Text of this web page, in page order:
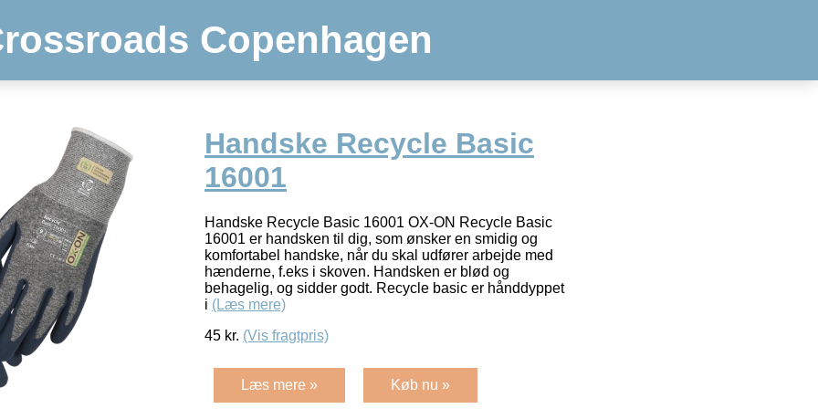
Copenhagen
Handske Recycle Basic
16001
Handske Recycle Basic 16001 OX-ON Recycle Basic
16001 er handsken til dig, som ønsker en smidig og
komfortabel handske, når du skal udfører arbejde med
hænderne, f.eks i skoven. Handsken er blød og
behagelig, og sidder godt. Recycle basic er hånddyppet
i (Læs mere)
45 kr. (Vis fragtpris)
Læs mere » Køb nu »